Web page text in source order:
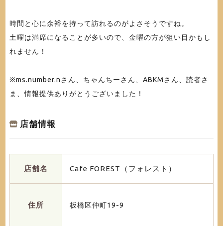
時間と心に余裕を持って訪れるのがよさそうですね。
土曜は満席になることが多いので、金曜の方が狙い目かもし
れません！
※ms.number.nさん、ちゃんちーさん、ABKMさん、読者さ
ま、情報提供ありがとうございました！
店舗情報
店舗名 Cafe FOREST（フォレスト）
住所 板橋区仲町19-9